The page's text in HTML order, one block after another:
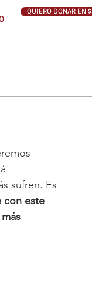
QUIERO DONAR EN $
sufren. Es
con este